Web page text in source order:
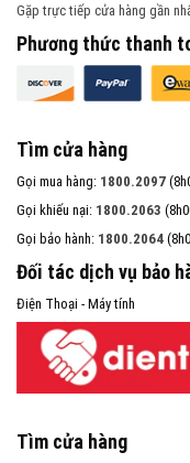
Gặp trực tiếp cửa hàng gần
Phương thức thanh
Tìm cửa hàng
Gọi mua hàng: 1800.2097
Gọi khiếu nại: 1800.2063
Gọi bảo hành: 1800.2064
Đối tác dịch vụ bảo
Điện Thoại - Máy tính
Tìm cửa hàng